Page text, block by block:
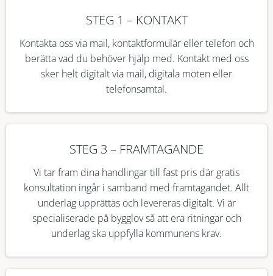
STEG 1 – KONTAKT
Kontakta oss via mail, kontaktformulär eller telefon och
berätta vad du behöver hjälp med. Kontakt med oss
sker helt digitalt via mail, digitala möten eller
telefonsamtal.
STEG 3 – FRAMTAGANDE
Vi tar fram dina handlingar till fast pris där gratis
konsultation ingår i samband med framtagandet. Allt
underlag upprättas och levereras digitalt. Vi är
specialiserade på bygglov så att era ritningar och
underlag ska uppfylla kommunens krav.